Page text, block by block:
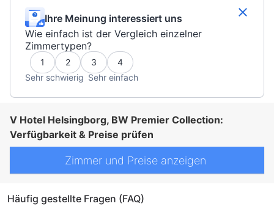
Ihre Meinung interessiert uns
Wie einfach ist der Vergleich einzelner
Zimmertypen?
1 2 3
4
Sehr schwierig Sehr einfach
V Hotel Helsingborg, BW Premier Collection:
Verfügbarkeit & Preise prüfen
Zimmer und Preise anzeigen
Häufig gestellte Fragen (FAQ)